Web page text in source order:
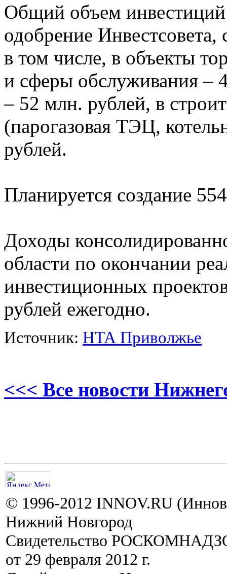
Общий объем
одобрение Инвестсовета,
в том числе, в объекты
и сферы обслуживания –
– 52 млн. рублей, в
(парогазовая ТЭЦ,
рублей.
Планируется создание
Доходы
области по окончании
инвестиционных
рублей ежегодно.
Источник: НТА Приволжье
<<< Все новости
© 1996-2012 INNOV.RU
Нижний Новгород
Свидетельство
от 29 февраля 2012 г.